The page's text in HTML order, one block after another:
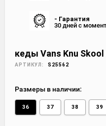
- Гарантия
30 дней с
кеды Vans Knu Skool
АРТИКУЛ: S25562
Размеры в наличии:
36 37 38 39